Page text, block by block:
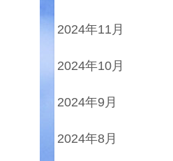
2024年11月
2024年10月
2024年9月
2024年8月